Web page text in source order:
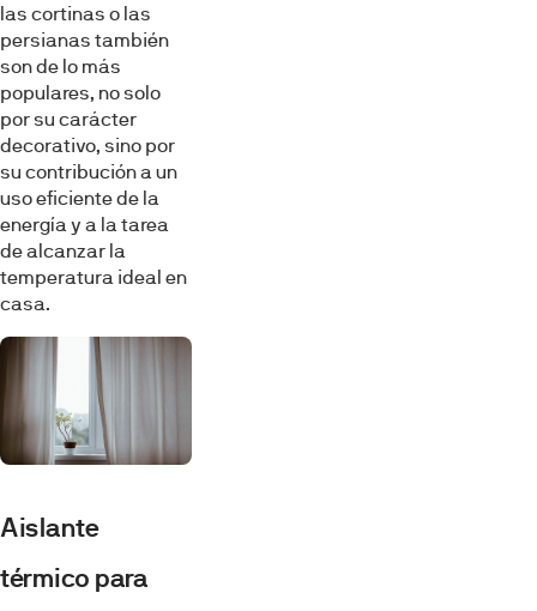
las cortinas o las
persianas también
son de lo más
populares, no solo
por su carácter
decorativo, sino por
su contribución a un
uso eficiente de la
energía y a la tarea
de alcanzar la
temperatura ideal en
casa.
Aislante
térmico para